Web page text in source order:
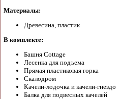
Материалы:
Древесина, пластик
В комплекте:
Башня Cottage
Лесенка для подъема
Прямая пластиковая горка
Скалодром
Качели-лодочка и качели-гнездо
Балка для подвесных качелей